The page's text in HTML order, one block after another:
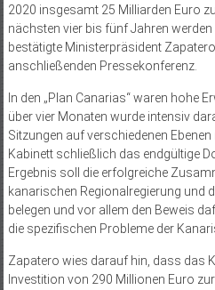
2020 insgesamt 25 Milliarden Euro
nächsten vier bis fünf Jahren werden
bestätigte Minis­terpräsident
anschließenden Pressekonferenz.
In den „Plan Canarias“ waren hohe
über vier Monaten wurde intensiv
Sitzungen auf verschiedenen
Kabinett schließlich das endgültige
Ergebnis soll die erfolgreiche
kanarischen Regionalregierung und
belegen und vor allem den Beweis
die spezifischen Probleme der
Zapatero wies darauf hin, dass das
Investition von 290 Millionen Euro